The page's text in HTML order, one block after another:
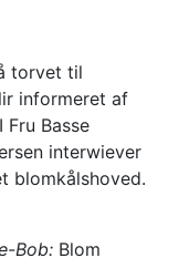
torvet til
informeret af
Basse
interwiever
blomkålshoved.
Bob: Blom